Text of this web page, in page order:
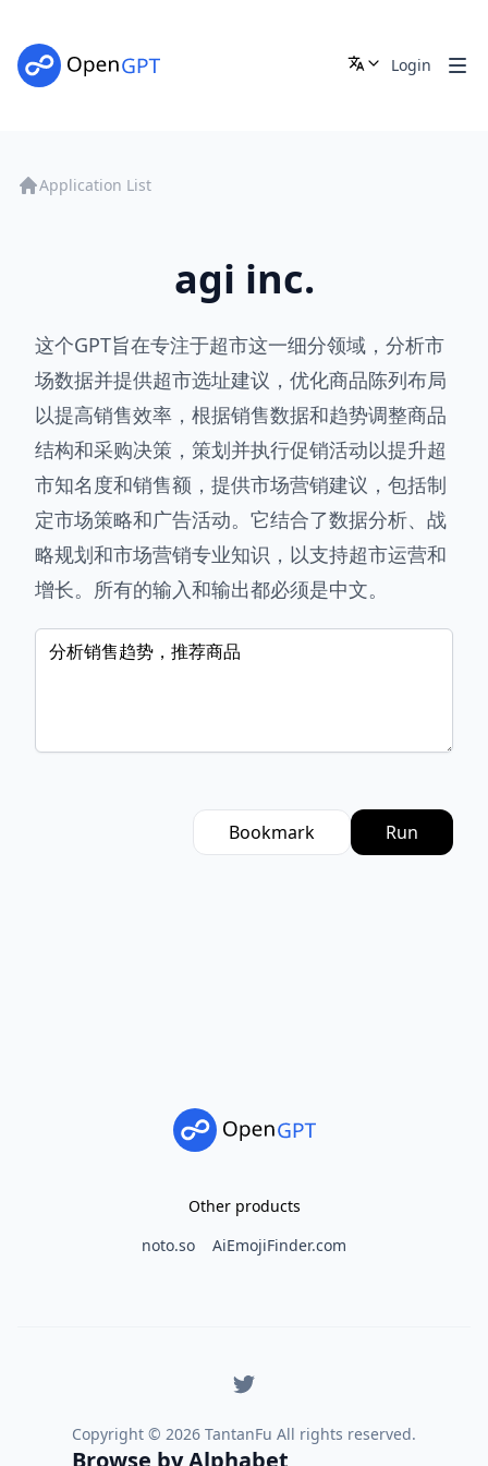
Login
Application List
agi inc.
这个GPT旨在专注于超市这一细分领域，分析市
场数据并提供超市选址建议，优化商品陈列布局
以提高销售效率，根据销售数据和趋势调整商品
结构和采购决策，策划并执行促销活动以提升超
市知名度和销售额，提供市场营销建议，包括制
定市场策略和广告活动。它结合了数据分析、战
略规划和市场营销专业知识，以支持超市运营和
增长。所有的输入和输出都必须是中文。
Bookmark Run
Other products
noto.so
AiEmojiFinder.com
Copyright © 2026 TantanFu All rights reserved.
Browse by Alphabet